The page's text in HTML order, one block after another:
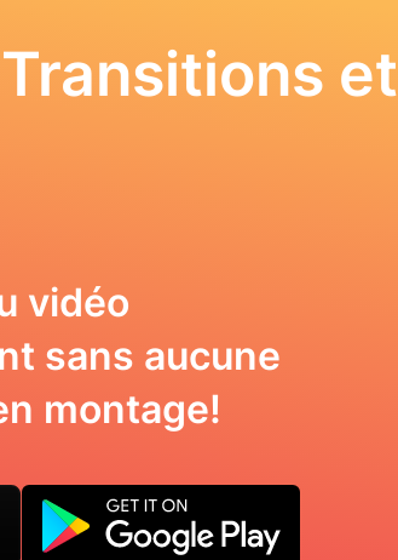
et
vidéo
sans aucune
montage!